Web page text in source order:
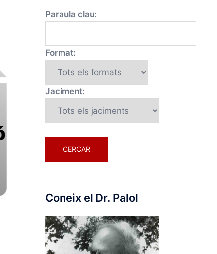
Paraula clau:
Format:
Jaciment:
Coneix el Dr. Palol